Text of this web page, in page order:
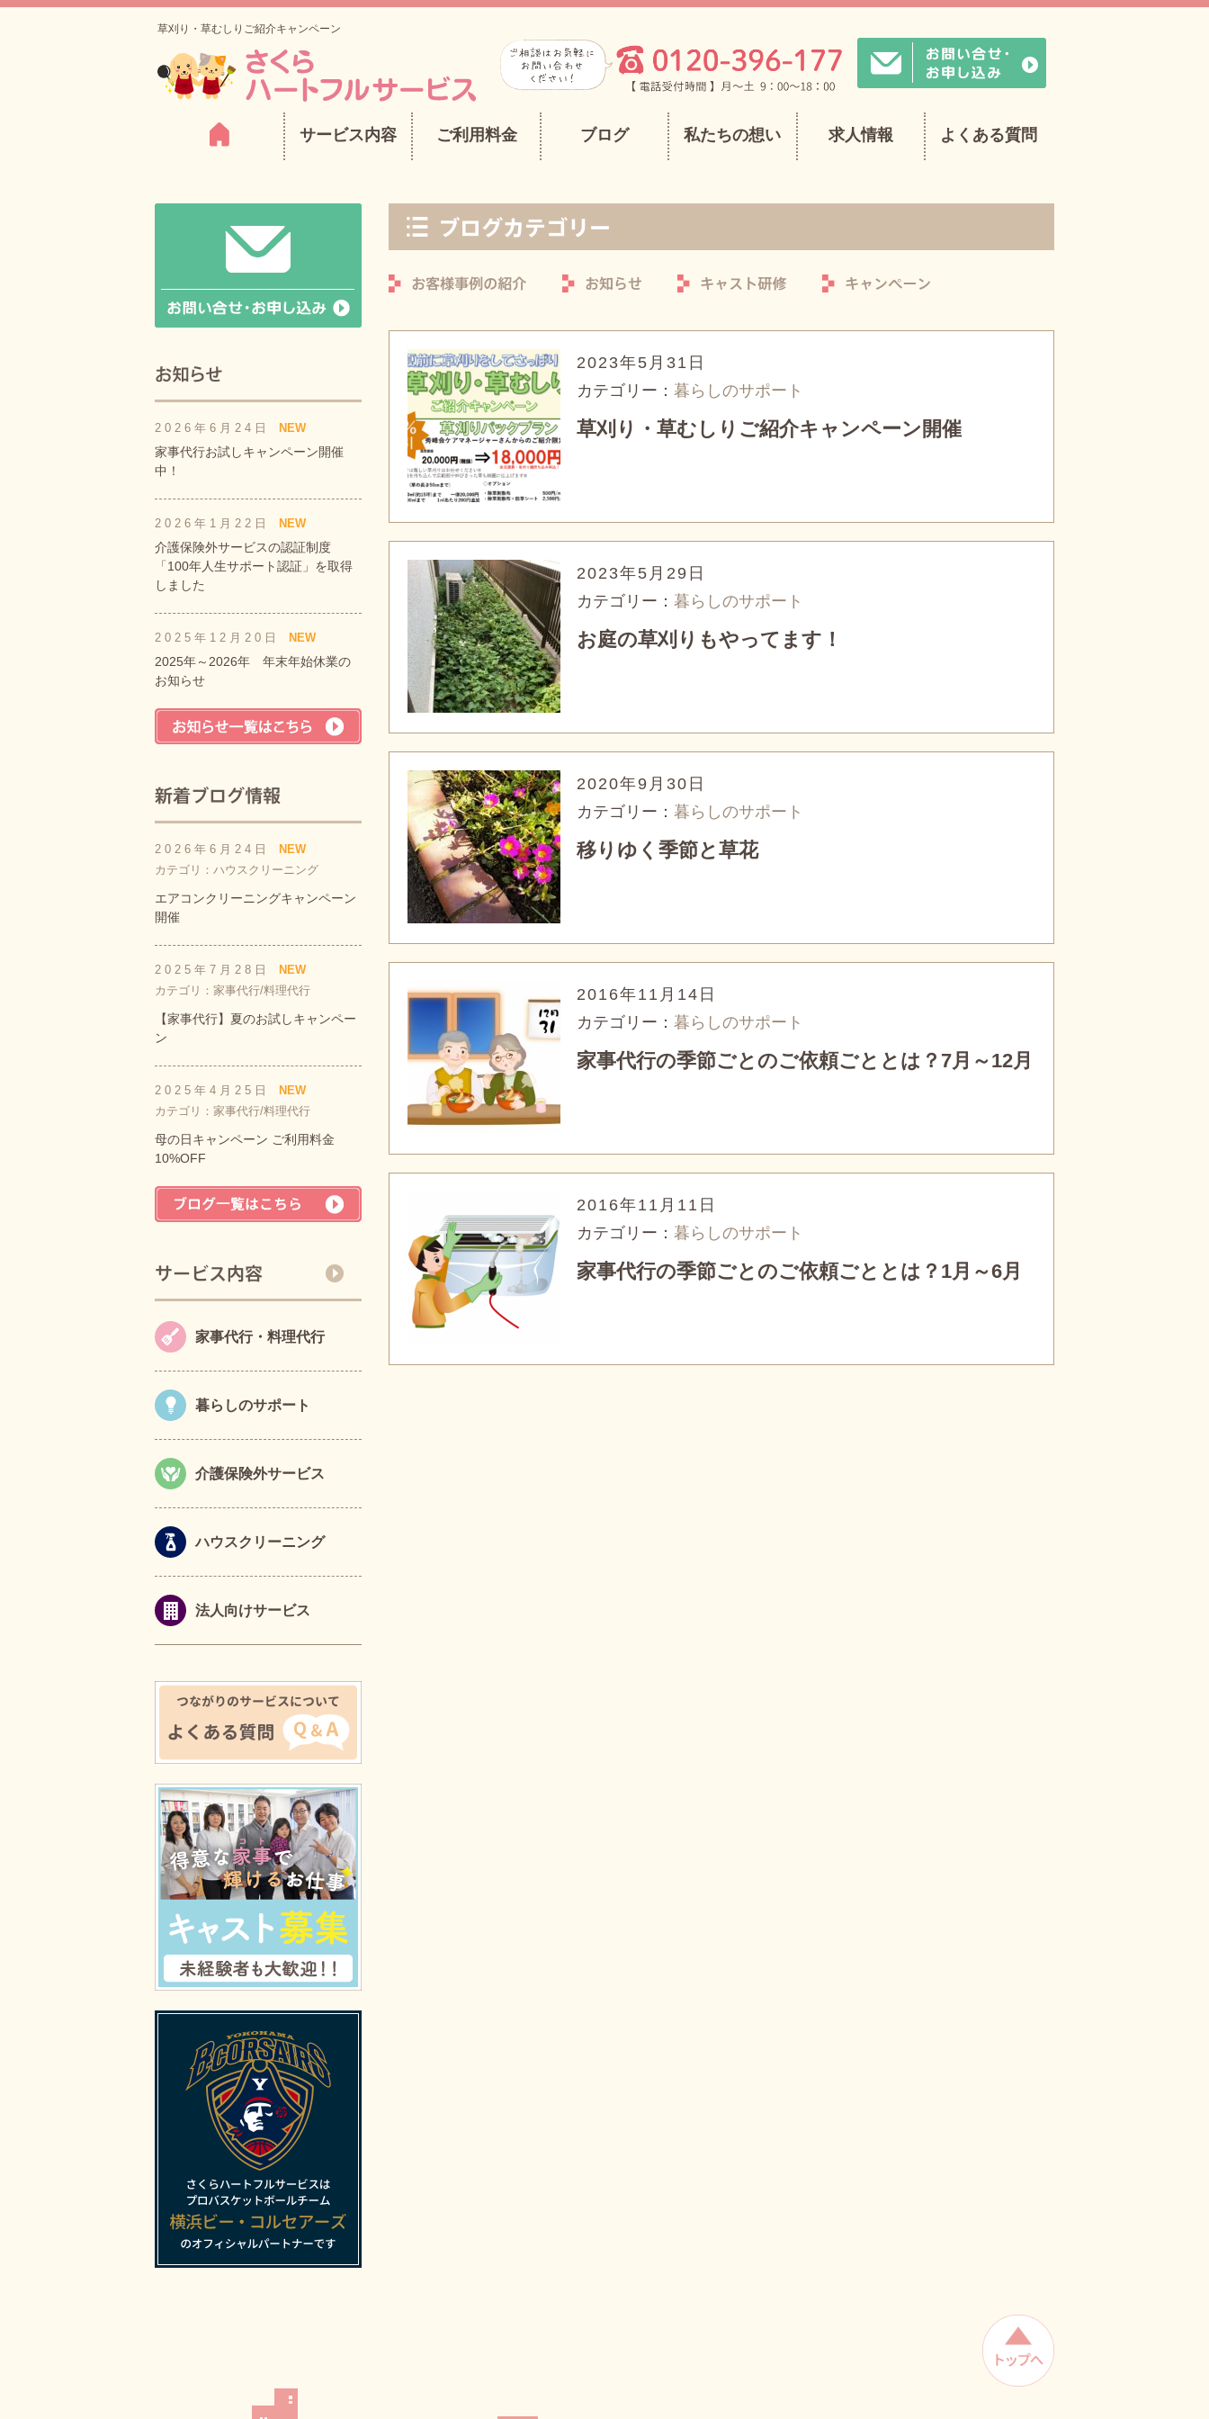
草刈り・草むしりご紹介キャンペーン
サービス内容 ご利用料金 ブログ 私たちの想い 求人情報 よくある質問
2023年5月31日
カテゴリー： 暮らしのサポート
草刈り・草むしりご紹介キャンペーン開催
2023年5月29日
カテゴリー： 暮らしのサポート
お庭の草刈りもやってます！
2020年9月30日
カテゴリー： 暮らしのサポート
移りゆく季節と草花
2016年11月14日
カテゴリー： 暮らしのサポート
家事代行の季節ごとのご依頼ごととは？7月～12月
2016年11月11日
カテゴリー： 暮らしのサポート
家事代行の季節ごとのご依頼ごととは？1月～6月
2026年6月24日 NEW
家事代行お試しキャンペーン開催
中！
2026年1月22日 NEW
介護保険外サービスの認証制度
「100年人生サポート認証」を取得
しました
2025年12月20日 NEW
2025年～2026年 年末年始休業の
お知らせ
2026年6月24日
NEW
カテゴリ：ハウスクリーニング
エアコンクリーニングキャンペーン
開催
2025年7月28日
NEW
カテゴリ：家事代行/料理代行
【家事代行】夏のお試しキャンペー
ン
2025年4月25日
NEW
カテゴリ：家事代行/料理代行
母の日キャンペーン ご利用料金
10%OFF
家事代行・料理代行
暮らしのサポート
介護保険外サービス
ハウスクリーニング
法人向けサービス